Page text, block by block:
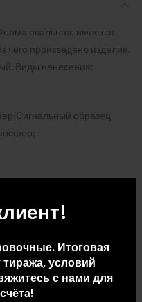
Итоговая
условий
с нами для
овальная, имеется
чего произведено изделие.
Виды нанесения:
образец